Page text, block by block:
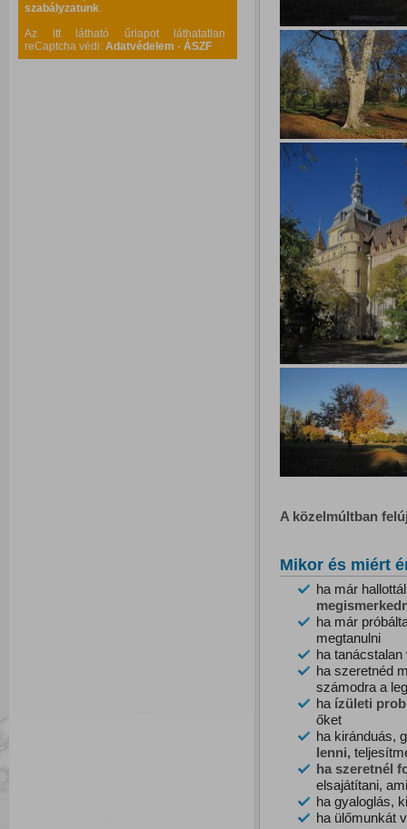
szabályzatunk.
Az itt látható űrlapot láthatatlan
reCaptcha védi: Adatvédelem - ÁSZF
A közelmúltban
Mikor és miért
ha már
ha már
megtanulni
ha
ha szeretnéd
számodra a
ha ízületi
őket
ha kiránduás,
lenni,
ha szeretnél
elsajátítani,
ha gyaloglás,
ha ülőmunkát